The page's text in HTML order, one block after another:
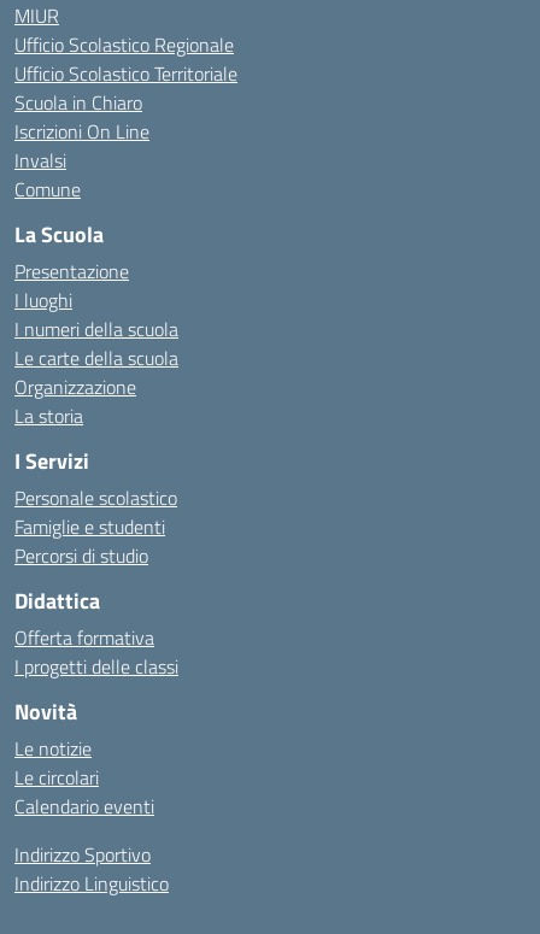
MIUR
Ufficio Scolastico Regionale
Ufficio Scolastico Territoriale
Scuola in Chiaro
Iscrizioni On Line
Invalsi
Comune
La Scuola
Presentazione
I luoghi
I numeri della scuola
Le carte della scuola
Organizzazione
La storia
I Servizi
Personale scolastico
Famiglie e studenti
Percorsi di studio
Didattica
Offerta formativa
I progetti delle classi
Novità
Le notizie
Le circolari
Calendario eventi
Indirizzo Sportivo
Indirizzo Linguistico